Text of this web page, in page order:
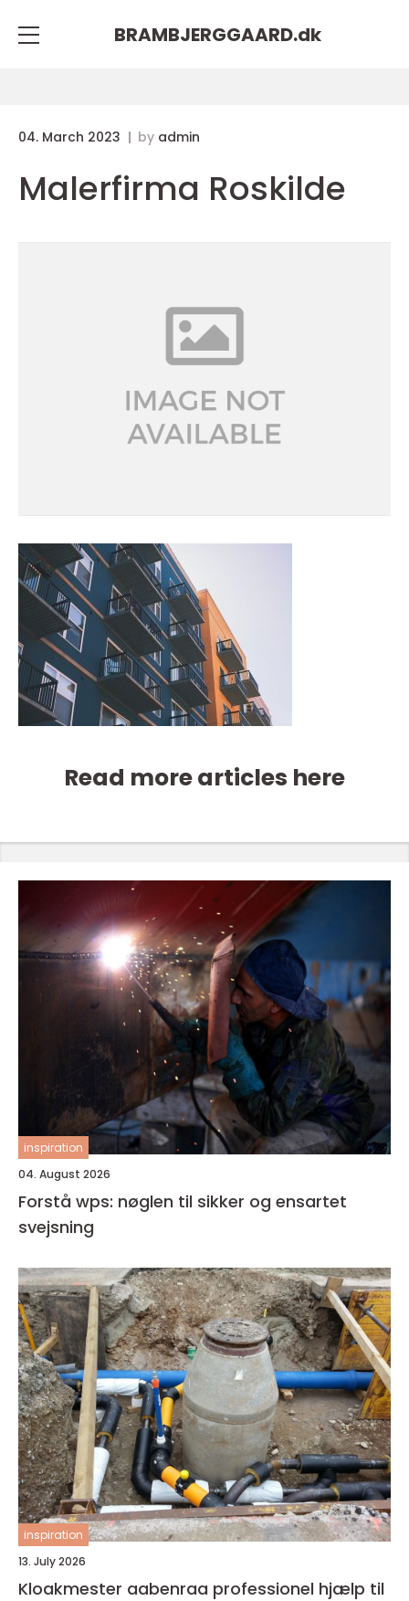
BRAMBJERGGAARD.dk
04. March 2023 by admin
Malerfirma Roskilde
Read more articles here
inspiration
04. August 2026
Forstå wps: nøglen til sikker og ensartet
svejsning
inspiration
13. July 2026
Kloakmester aabenraa professionel hjælp til